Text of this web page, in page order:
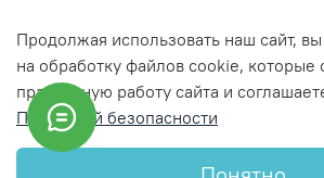
© 2025 Любое использование контента
разрешения запрещено
Продолжая использовать наш сайт, вы
на обработку файлов cookie, которые
правильную работу сайта и
Политикой безопасности